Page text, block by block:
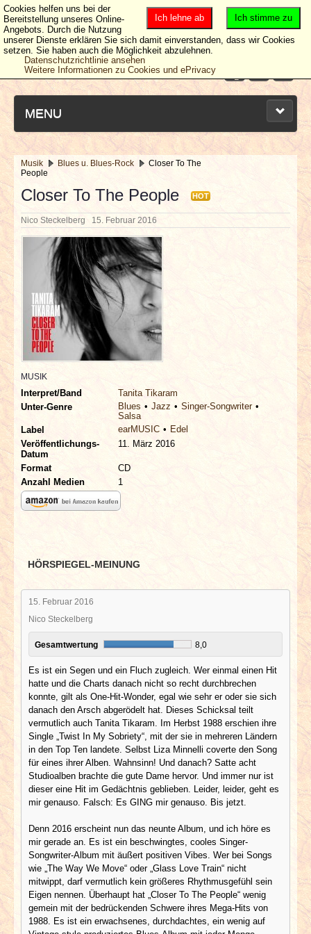
MENU
NEUESTE ARTIKEL
NEWS & DATES
BERICHTE
VERLOSUNGEN
INTERVIEWS
SPECIALS
REDAKTION
LINKS
ARCHIV
Musik Blues u. Blues-Rock
Closer To The
People
Closer To The People HOT
Nico Steckelberg 15. Februar 2016
MUSIK
Interpret/Band
Tanita Tikaram
Unter-Genre
Blues Jazz
Singer-Songwriter
Salsa
Label
earMUSIC
Edel
Veröffentlichungs-
Datum
11. März 2016
Format
CD
Anzahl Medien
1
HÖRSPIEGEL-MEINUNG
15. Februar 2016
Nico Steckelberg
Gesamtwertung 8,0
Es ist ein Segen und ein Fluch zugleich. Wer einmal einen Hit
hatte und die Charts danach nicht so recht durchbrechen
konnte, gilt als One-Hit-Wonder, egal wie sehr er oder sie sich
danach den Arsch abgerödelt hat. Dieses Schicksal teilt
vermutlich auch Tanita Tikaram. Im Herbst 1988 erschien ihre
Single „Twist In My Sobriety“, mit der sie in mehreren Ländern
in den Top Ten landete. Selbst Liza Minnelli coverte den Song
für eines ihrer Alben. Wahnsinn! Und danach? Satte acht
Studioalben brachte die gute Dame hervor. Und immer nur ist
dieser eine Hit im Gedächtnis geblieben. Leider, leider, geht es
mir genauso. Falsch: Es GING mir genauso. Bis jetzt.
Denn 2016 erscheint nun das neunte Album, und ich höre es
mir gerade an. Es ist ein beschwingtes, cooles Singer-
Songwriter-Album mit äußert positiven Vibes. Wer bei Songs
wie „The Way We Move“ oder „Glass Love Train“ nicht
mitwippt, darf vermutlich kein größeres Rhythmusgefühl sein
Eigen nennen. Überhaupt hat „Closer To The People“ wenig
gemein mit der bedrückenden Schwere ihres Mega-Hits von
1988. Es ist ein erwachsenes, durchdachtes, ein wenig auf
Ich stimme zu
Ich lehne ab
Cookies helfen uns bei der
Bereitstellung unseres Online-
Angebots. Durch die Nutzung
unserer Dienste erklären Sie sich damit einverstanden, dass wir Cookies
setzen. Sie haben auch die Möglichkeit abzulehnen.
Datenschutzrichtlinie ansehen
Weitere Informationen zu Cookies und ePrivacy